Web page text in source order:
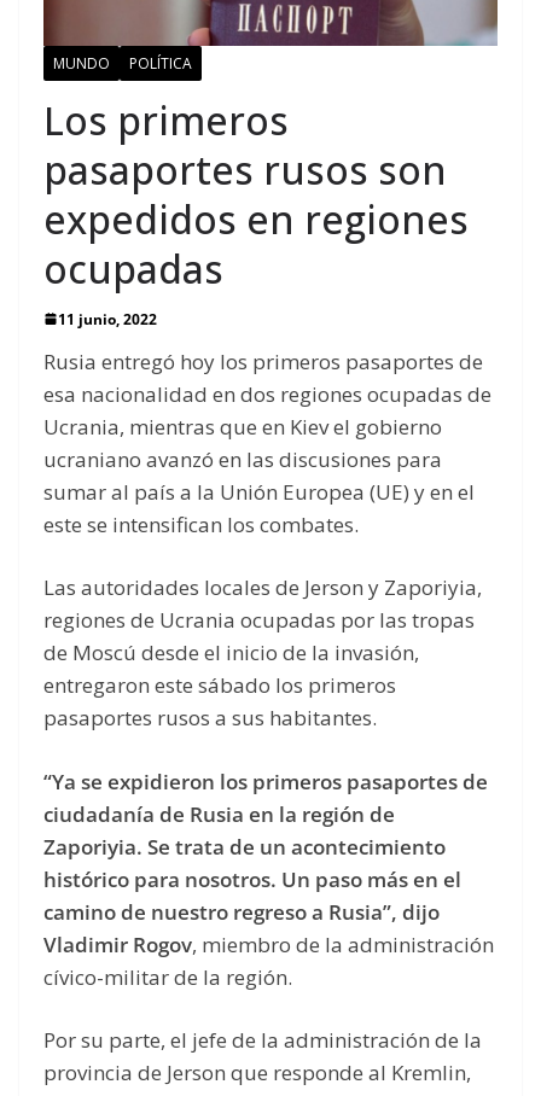
MUNDO POLÍTICA
Los primeros
pasaportes rusos son
expedidos en regiones
ocupadas
11 junio, 2022
Rusia entregó hoy los primeros pasaportes de
esa nacionalidad en dos regiones ocupadas de
Ucrania, mientras que en Kiev el gobierno
ucraniano avanzó en las discusiones para
sumar al país a la Unión Europea (UE) y en el
este se intensifican los combates.
Las autoridades locales de Jerson y Zaporiyia,
regiones de Ucrania ocupadas por las tropas
de Moscú desde el inicio de la invasión,
entregaron este sábado los primeros
pasaportes rusos a sus habitantes.
“Ya se expidieron los primeros pasaportes de
ciudadanía de Rusia en la región de
Zaporiyia. Se trata de un acontecimiento
histórico para nosotros. Un paso más en el
camino de nuestro regreso a Rusia”, dijo
Vladimir Rogov, miembro de la administración
cívico-militar de la región.
Por su parte, el jefe de la administración de la
provincia de Jerson que responde al Kremlin,